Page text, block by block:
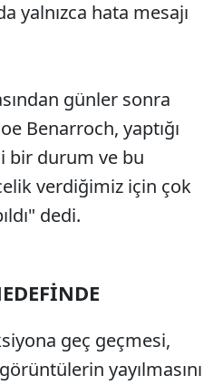
yalnızca hata mesajı
günler sonra
Benarroch, yaptığı
bir durum ve bu
verdiğimiz için çok
dedi.
geç geçmesi,
yayılmasını